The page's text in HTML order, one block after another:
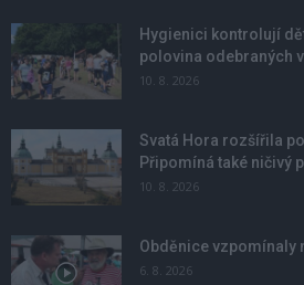
Hygienici kontrolují
polovina odebraných
10. 8. 2026
Svatá Hora rozšířila
Připomíná také ničivý
10. 8. 2026
Obděnice vzpomínaly
6. 8. 2026